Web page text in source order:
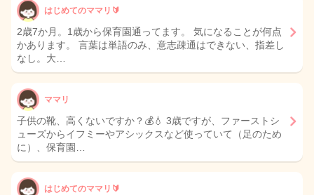
はじめてのママリ🔰
2歳7か月。1歳から保育園通ってます。 気になることが何点
かあります。 言葉は単語のみ、意志疎通はできない、指差し
なし。大…
ママリ
子供の靴、高くないですか？💰💧 3歳ですが、ファーストシ
ューズからイフミーやアシックスなど使っていて（足のため
に）、保育園…
はじめてのママリ🔰